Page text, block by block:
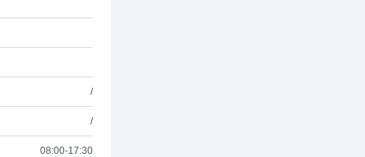
/
/
08:00-17:30